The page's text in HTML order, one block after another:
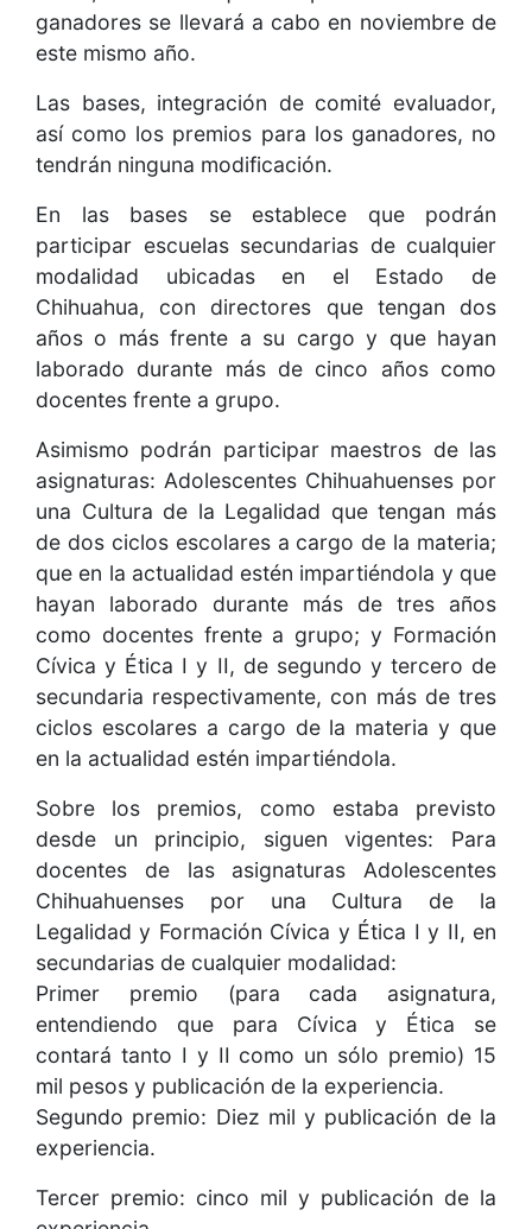
ganadores se llevará a cabo en noviembre de
este mismo año.
Las bases, integración de comité evaluador,
así como los premios para los ganadores, no
tendrán ninguna modificación.
En las bases se establece que podrán
participar escuelas secundarias de cualquier
modalidad ubicadas en el Estado de
Chihuahua, con directores que tengan dos
años o más frente a su cargo y que hayan
laborado durante más de cinco años como
docentes frente a grupo.
Asimismo podrán participar maestros de las
asignaturas: Adolescentes Chihuahuenses por
una Cultura de la Legalidad que tengan más
de dos ciclos escolares a cargo de la materia;
que en la actualidad estén impartiéndola y que
hayan laborado durante más de tres años
como docentes frente a grupo; y Formación
Cívica y Ética I y II, de segundo y tercero de
secundaria respectivamente, con más de tres
ciclos escolares a cargo de la materia y que
en la actualidad estén impartiéndola.
Sobre los premios, como estaba previsto
desde un principio, siguen vigentes: Para
docentes de las asignaturas Adolescentes
Chihuahuenses por una Cultura de la
Legalidad y Formación Cívica y Ética I y II, en
secundarias de cualquier modalidad:
Primer premio (para cada asignatura,
entendiendo que para Cívica y Ética se
contará tanto I y II como un sólo premio) 15
mil pesos y publicación de la experiencia.
Segundo premio: Diez mil y publicación de la
experiencia.
Tercer premio: cinco mil y publicación de la